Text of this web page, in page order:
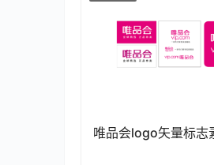
唯品会logo矢量标志